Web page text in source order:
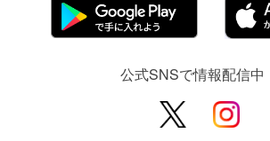
公式SNSで情報配信中